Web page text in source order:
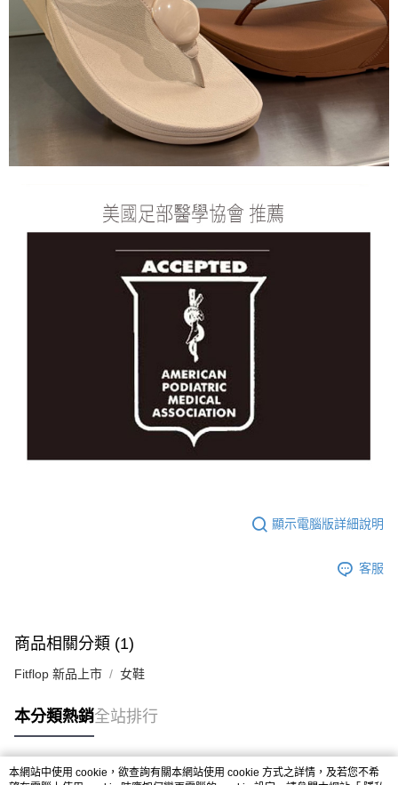
顯示電腦版詳細說明
客服
商品相關分類 (1)
Fitflop 新品上市 女鞋
本分類熱銷全站排行
本網站中使用 cookie，欲查詢有關本網站使用 cookie 方式之詳情，及若您不希